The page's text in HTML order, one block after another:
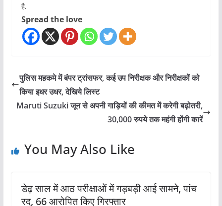
है.
Spread the love
पुलिस महकमे में बंपर ट्रांसफर, कई उप निरीक्षक और निरीक्षकों को
किया इधर उधर, देखिये लिस्ट
Maruti Suzuki जून से अपनी गाड़ियों की कीमत में करेगी बढ़ोतरी,
30,000 रुपये तक महंगी होंगी कारें
You May Also Like
डेढ़ साल में आठ परीक्षाओं में गड़बड़ी आई सामने, पांच
रद, 66 आरोपित किए गिरफ्तार